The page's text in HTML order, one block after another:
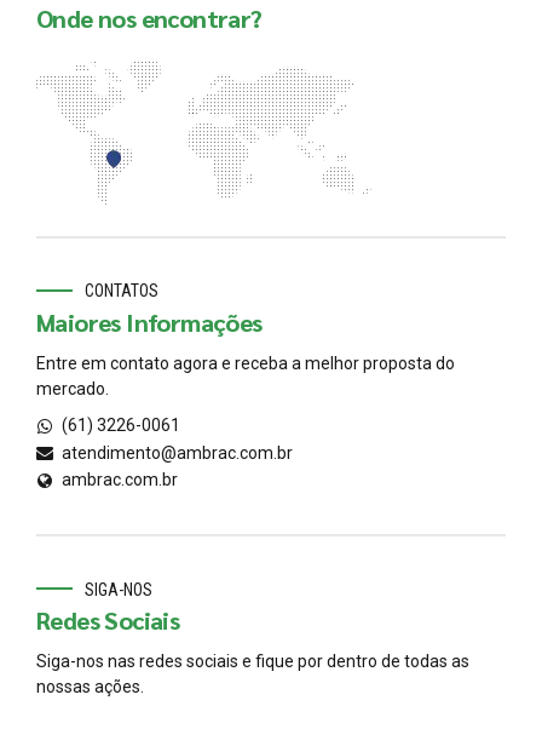
Onde nos encontrar?
CONTATOS
Maiores Informações
Entre em contato agora e receba a melhor proposta do
mercado.
(61) 3226-0061
atendimento@ambrac.com.br
ambrac.com.br
SIGA-NOS
Redes Sociais
Siga-nos nas redes sociais e fique por dentro de todas as
nossas ações.